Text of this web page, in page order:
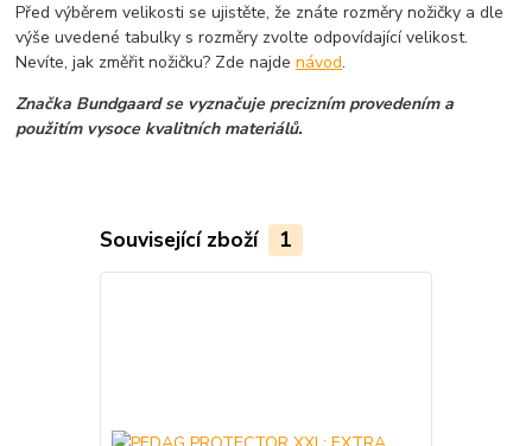
Před výběrem velikosti se ujistěte, že znáte rozměry nožičky a dle
výše uvedené tabulky s rozměry zvolte odpovídající velikost.
Nevíte, jak změřit nožičku? Zde najdenávod.
Značka Bundgaard se vyznačuje precizním provedením a
použitím vysoce kvalitních materiálů.
Související zboží 1